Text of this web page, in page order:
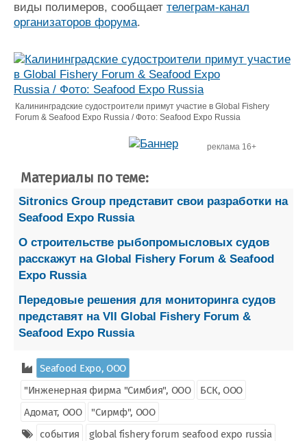
виды полимеров, сообщает телеграм-канал
организаторов форума.
Калининградские судостроители примут участие в Global Fishery
Forum & Seafood Expo Russia / Фото: Seafood Expo Russia
реклама 16+
Материалы по теме:
Sitronics Group представит свои разработки на
Seafood Expo Russia
О строительстве рыбопромысловых судов
расскажут на Global Fishery Forum & Seafood
Expo Russia
Передовые решения для мониторинга судов
представят на VII Global Fishery Forum &
Seafood Expo Russia
Seafood Expo, ООО
"Инженерная фирма "Симбия", ООО
БСК, ООО
Адомат, ООО
"Сирмф", ООО
события
global fishery forum seafood expo russia